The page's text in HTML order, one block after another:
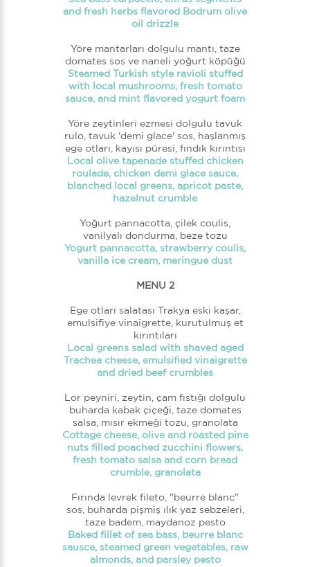
and fresh herbs flavored Bodrum olive
oil drizzle
Yöre mantarları dolgulu mantı, taze
domates sos ve naneli yoğurt köpüğü
Steamed Turkish style ravioli stuffed
with local mushrooms, fresh tomato
sauce, and mint flavored yogurt foam
Yöre zeytinleri ezmesi dolgulu tavuk
rulo, tavuk 'demi glace' sos, haşlanmış
ege otları, kayısı püresi, fındık kırıntısı
Local olive tapenade stuffed chicken
roulade, chicken demi glace sauce,
blanched local greens, apricot paste,
hazelnut crumble
Yoğurt pannacotta, çilek coulis,
vanilyalı dondurma, beze tozu
Yogurt pannacotta, strawberry coulis,
vanilla ice cream, meringue dust
MENU 2
Ege otları salatası Trakya eski kaşar,
emulsifiye vinaigrette, kurutulmuş et
kırıntıları
Local greens salad with shaved aged
Trachea cheese, emulsified vinaigrette
and dried beef crumbles
Lor peyniri, zeytin, çam fıstığı dolgulu
buharda kabak çiçeği, taze domates
salsa, mısır ekmeği tozu, granolata
Cottage cheese, olive and roasted pine
nuts filled poached zucchini flowers,
fresh tomato salsa and corn bread
crumble, granolata
Fırında levrek fileto, "beurre blanc"
sos, buharda pişmiş ılık yaz sebzeleri,
taze badem, maydanoz pesto
Baked fillet of sea bass, beurre blanc
sausce, steamed green vegetables, raw
almonds, and parsley pesto